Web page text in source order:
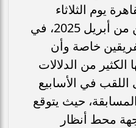
يوم الثلاثاء
الموافق الثاني والعشرين من أبريل 2025، في
خاصة وأن
من الدلالات
في الأسابيع
حيث يتوقع
محط أنظار